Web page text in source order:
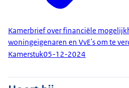
Kamerbrief over financiële
woningeigenaren en VvE's om te
Kamerstuk05-12-2024